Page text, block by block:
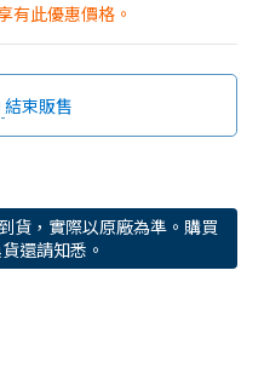
有此優惠價格。
結束販售
貨，實際以原廠為準。購買
還請知悉。